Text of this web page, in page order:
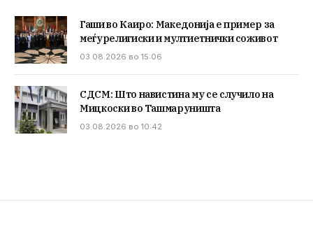
Гаши во Каиро: Македонија е пример за
меѓурелигиски и мултиетнички соживот
03.08.2026 во 15:06
СДСМ: Што навистина му се случило на
Мицкоски во Ташмаруништа
03.08.2026 во 10:42